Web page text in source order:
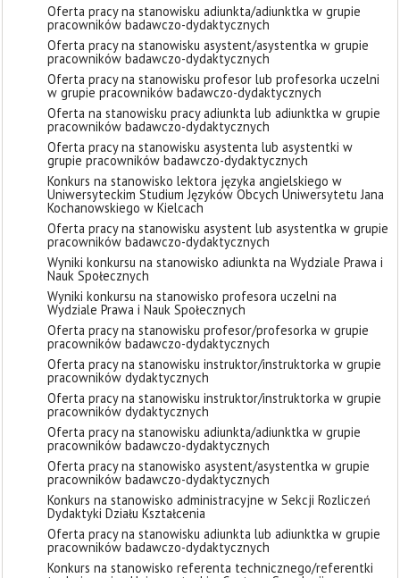
Oferta pracy na stanowisku adiunkta/adiunktka w grupie
pracowników badawczo-dydaktycznych
Oferta pracy na stanowisku asystent/asystentka w grupie
pracowników badawczo-dydaktycznych
Oferta pracy na stanowisku profesor lub profesorka uczelni
w grupie pracowników badawczo-dydaktycznych
Oferta na stanowisku pracy adiunkta lub adiunktka w grupie
pracowników badawczo-dydaktycznych
Oferta pracy na stanowisku asystenta lub asystentki w
grupie pracowników badawczo-dydaktycznych
Konkurs na stanowisko lektora języka angielskiego w
Uniwersyteckim Studium Języków Obcych Uniwersytetu Jana
Kochanowskiego w Kielcach
Oferta pracy na stanowisku asystent lub asystentka w grupie
pracowników badawczo-dydaktycznych
Wyniki konkursu na stanowisko adiunkta na Wydziale Prawa i
Nauk Społecznych
Wyniki konkursu na stanowisko profesora uczelni na
Wydziale Prawa i Nauk Społecznych
Oferta pracy na stanowisku profesor/profesorka w grupie
pracowników badawczo-dydaktycznych
Oferta pracy na stanowisku instruktor/instruktorka w grupie
pracowników dydaktycznych
Oferta pracy na stanowisku instruktor/instruktorka w grupie
pracowników dydaktycznych
Oferta pracy na stanowisku adiunkta/adiunktka w grupie
pracowników badawczo-dydaktycznych
Oferta pracy na stanowisko asystent/asystentka w grupie
pracowników badawczo-dydaktycznych
Konkurs na stanowisko administracyjne w Sekcji Rozliczeń
Dydaktyki Działu Kształcenia
Oferta pracy na stanowisku adiunkta lub adiunktka w grupie
pracowników badawczo-dydaktycznych
Konkurs na stanowisko referenta technicznego/referentki